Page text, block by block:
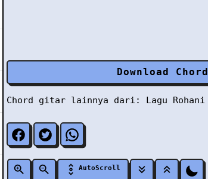
Download Chord
Chord gitar lainnya dari: Lagu Rohani
AutoScroll